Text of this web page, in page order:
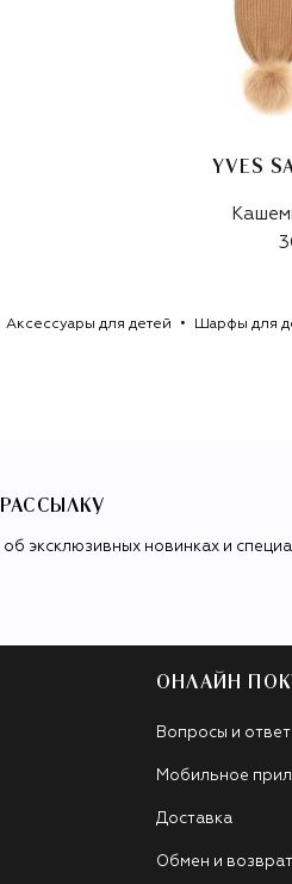
Аксессуары для детей Шарфы для
эксклюзивных новинках и
ОНЛАЙН
Вопросы и
Мобильное
Доставка
Обмен и возврат